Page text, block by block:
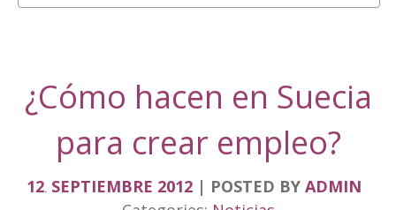
¿Cómo hacen en Suecia
para crear empleo?
12. SEPTIEMBRE 2012 POSTED BY ADMIN